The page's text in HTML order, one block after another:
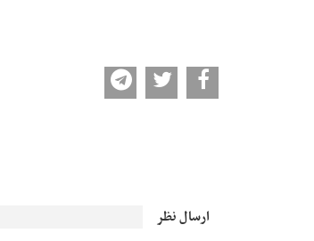
ارسال نظر